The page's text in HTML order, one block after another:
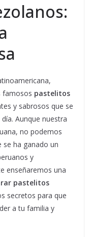
famosos pastelitos
y sabrosos que se
Aunque nuestra
no podemos
se ha ganado un
y
enseñaremos una
pastelitos
secretos para que
a tu familia y